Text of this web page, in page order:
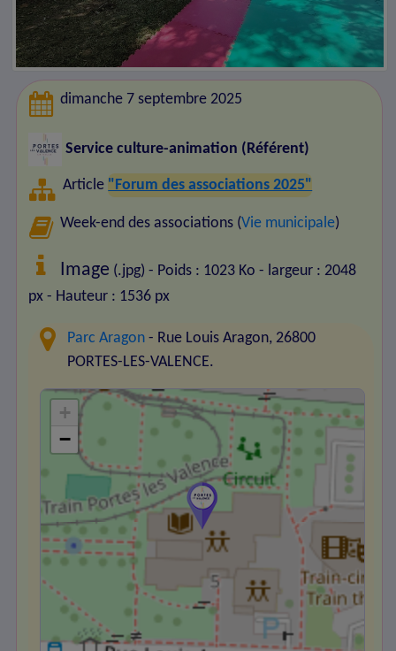
dimanche 7 septembre 2025
Service culture-animation (Référent)
Article "Forum des associations 2025"
Week-end des associations (Vie municipale)
Image (.jpg) - Poids : 1023 Ko - largeur : 2048
px - Hauteur : 1536 px
Parc Aragon - Rue Louis Aragon, 26800
PORTES-LES-VALENCE.
+
−